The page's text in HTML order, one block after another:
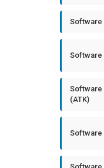
Software
Software
Software
(ATK)
Software